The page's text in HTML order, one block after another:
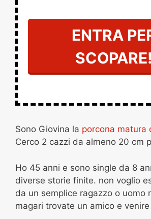
ENTRA
SCOPARE!
Sono Giovina la porcona matura
Cerco 2 cazzi da almeno 20 cm
Ho 45 anni e sono single da 8
diverse storie finite. non voglio
da un semplice ragazzo o uomo
magari trovate un amico e